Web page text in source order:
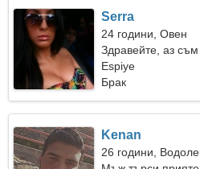
Serra
24 години, Овен
Здравейте, аз
Espiye
Брак
Kenan
26 години,